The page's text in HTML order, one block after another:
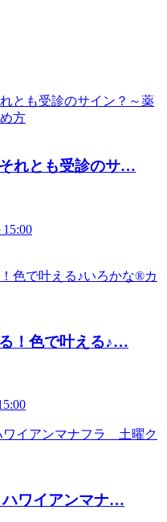
れとも受診のサ…
！色で叶える♪…
ワイアンマナ…